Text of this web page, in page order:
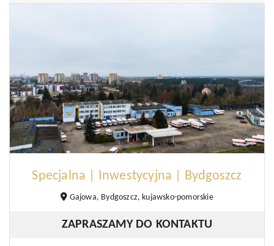
Specjalna | Inwestycyjna | Bydgoszcz
Gajowa, Bydgoszcz, kujawsko-pomorskie
ZAPRASZAMY DO KONTAKTU